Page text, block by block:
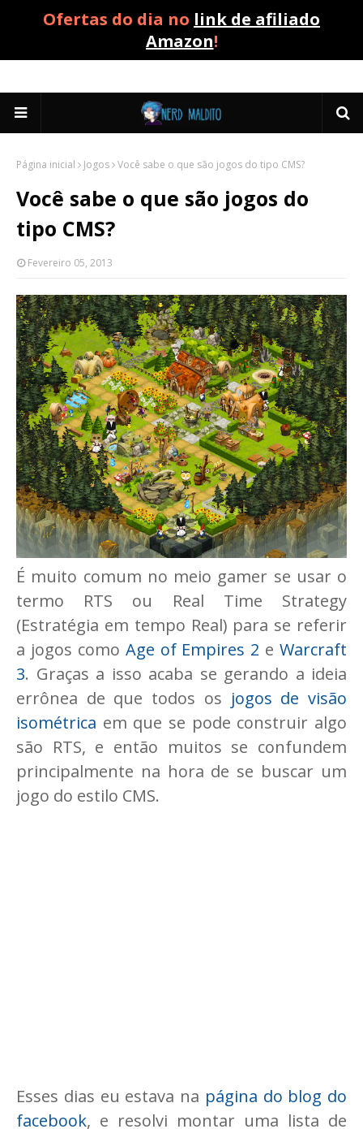
Ofertas do dia no link de afiliado
Amazon!
Página inicial Jogos Você sabe o que são jogos do tipo CMS?
Você sabe o que são jogos do
tipo CMS?
Fevereiro 05, 2013
É muito comum no meio gamer se usar o
termo RTS ou Real Time Strategy
(Estratégia em tempo Real) para se referir
a jogos como Age of Empires 2 e Warcraft
3. Graças a isso acaba se gerando a ideia
errônea de que todos os jogos de visão
isométrica em que se pode construir algo
são RTS, e então muitos se confundem
principalmente na hora de se buscar um
jogo do estilo CMS.
Esses dias eu estava na página do blog do
facebook, e resolvi montar uma lista de